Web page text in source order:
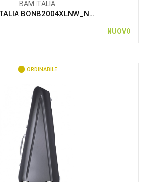
BAM ITALIA
BONB2004XLNW_N...
NUOVO
ORDINABILE